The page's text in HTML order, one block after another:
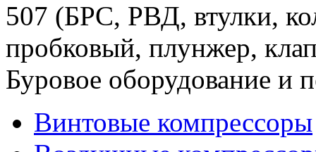
507 (БРС, РВД, втулки,
пробковый, плунжер,
Буровое оборудование и
Винтовые компрессоры